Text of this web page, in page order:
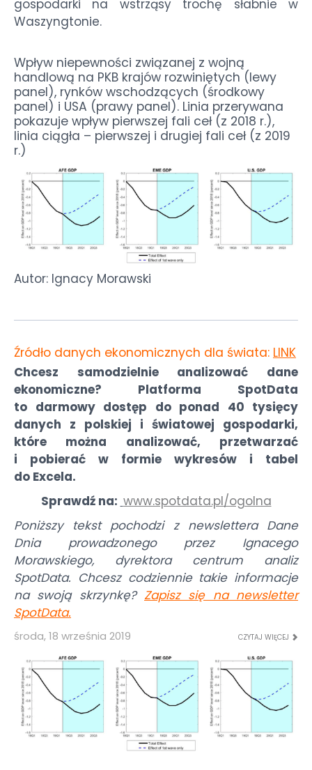
gospodarki na wstrząsy trochę słabnie w
Waszyngtonie.
Wpływ niepewności związanej z wojną
handlową na PKB krajów rozwiniętych (lewy
panel), rynków wschodzących (środkowy
panel) i USA (prawy panel). Linia przerywana
pokazuje wpływ pierwszej fali ceł (z 2018 r.),
linia ciągła – pierwszej i drugiej fali ceł (z 2019
r.)
Autor: Ignacy Morawski
Źródło danych ekonomicznych dla świata: LINK
Chcesz samodzielnie analizować dane
ekonomiczne? Platforma SpotData
to darmowy dostęp do ponad 40 tysięcy
danych z polskiej i światowej gospodarki,
które można analizować, przetwarzać
i pobierać w formie wykresów i tabel
do Excela.
Sprawdź na: www.spotdata.pl/ogolna
Poniższy tekst pochodzi z newslettera Dane
Dnia prowadzonego przez Ignacego
Morawskiego, dyrektora centrum analiz
SpotData. Chcesz codziennie takie informacje
na swoją skrzynkę? Zapisz się na newsletter
SpotData.
środa, 18 września 2019 CZYTAJ WIĘCEJ